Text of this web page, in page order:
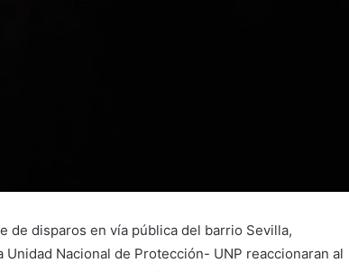
de disparos en vía pública del barrio Sevilla,
Nacional de Protección- UNP reaccionaran al